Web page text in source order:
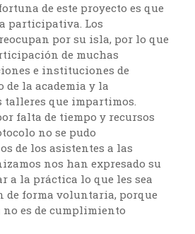
de este proyecto es que
participativa. Los
por su isla, por lo que
de muchas
e instituciones de
de la academia y la
talleres que impartimos.
falta de tiempo y recursos
no se pudo
de los asistentes a las
nos han expresado su
a la práctica lo que les sea
de forma voluntaria, porque
es de cumplimiento